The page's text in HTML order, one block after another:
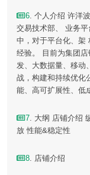
6. 个人介绍 许洋
交易技术部、 业务
中，对于平台化、架
经验。 目前为集团
发、大数据量、移动
战，构建和持续优化
能、高可扩展性、低
7. 大纲 店铺介绍
放 性能&稳定性
8. 店铺介绍